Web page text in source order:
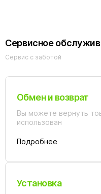
Сервисное
Сервис с заботой
Обмен и возврат
Вы можете вернуть
использован
Подробнее
Установка